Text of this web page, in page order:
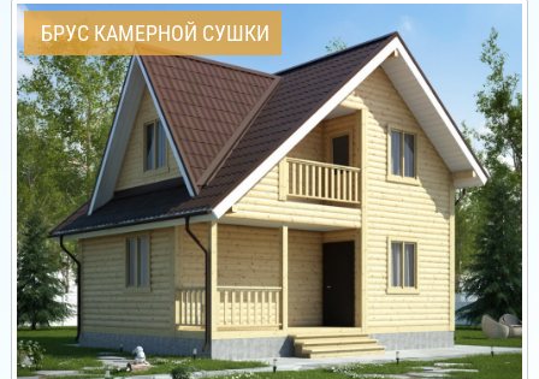
БРУС КАМЕРНОЙ СУШКИ